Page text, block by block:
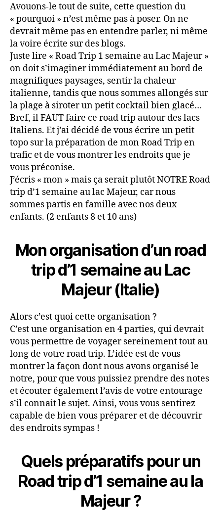
Avouons-le tout de suite, cette question du
« pourquoi » n’est même pas à poser. On ne
devrait même pas en entendre parler, ni même
la voire écrite sur des blogs.
Juste lire « Road Trip 1 semaine au Lac Majeur »
on doit s’imaginer immédiatement au bord de
magnifiques paysages, sentir la chaleur
italienne, tandis que nous sommes allongés sur
la plage à siroter un petit cocktail bien glacé…
Bref, il FAUT faire ce road trip autour des lacs
Italiens. Et j’ai décidé de vous écrire un petit
topo sur la préparation de mon Road Trip en
trafic et de vous montrer les endroits que je
vous préconise.
J’écris « mon » mais ça serait plutôt NOTRE Road
trip d’1 semaine au lac Majeur, car nous
sommes partis en famille avec nos deux
enfants. (2 enfants 8 et 10 ans)
Mon organisation d’un road
trip d’1 semaine au Lac
Majeur (Italie)
Alors c’est quoi cette organisation ?
C’est une organisation en 4 parties, qui devrait
vous permettre de voyager sereinement tout au
long de votre road trip. L’idée est de vous
montrer la façon dont nous avons organisé le
notre, pour que vous puissiez prendre des notes
et écouter également l’avis de votre entourage
s’il connait le sujet. Ainsi, vous vous sentirez
capable de bien vous préparer et de découvrir
des endroits sympas !
Quels préparatifs pour un
Road trip d’1 semaine au la
Majeur ?